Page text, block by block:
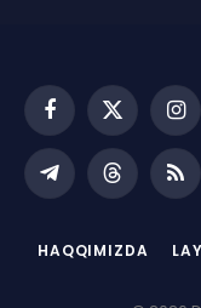
Facebook
X
(Twitter)
TelegramThreadsRSS
HAQQIMIZDA